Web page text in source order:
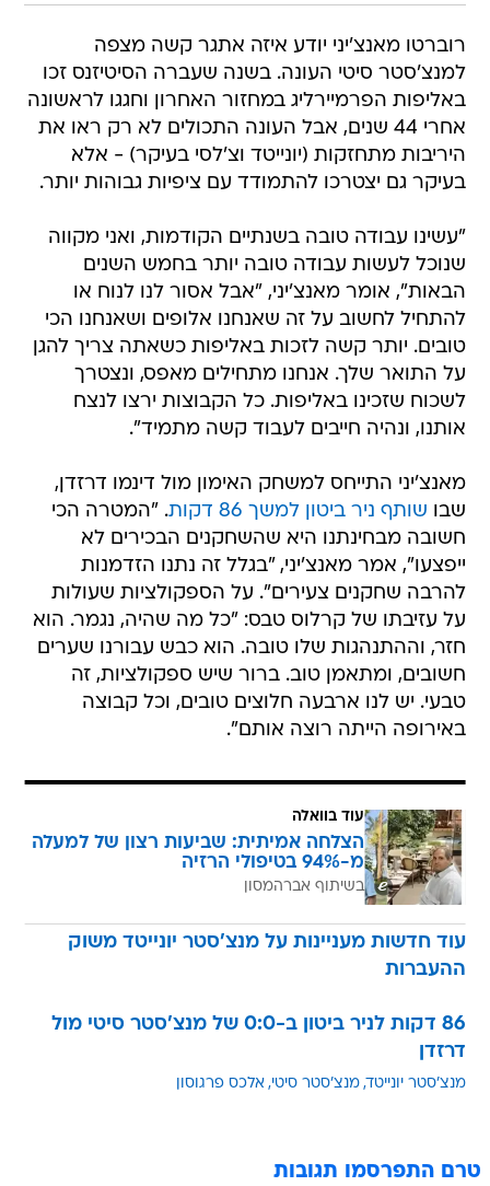
רוברטו מאנצ'יני יודע איזה אתגר קשה מצפה
למנצ'סטר סיטי העונה. בשנה שעברה הסיטיזנס זכו
באליפות הפרמיירליג במחזור האחרון וחגגו לראשונה
אחרי 44 שנים, אבל העונה התכולים לא רק ראו את
היריבות מתחזקות (יונייטד וצ'לסי בעיקר) - אלא
בעיקר גם יצטרכו להתמודד עם ציפיות גבוהות יותר.
"עשינו עבודה טובה בשנתיים הקודמות, ואני מקווה
שנוכל לעשות עבודה טובה יותר בחמש השנים
הבאות", אומר מאנצ'יני, "אבל אסור לנו לנוח או
להתחיל לחשוב על זה שאנחנו אלופים ושאנחנו הכי
טובים. יותר קשה לזכות באליפות כשאתה צריך להגן
על התואר שלך. אנחנו מתחילים מאפס, ונצטרך
לשכוח שזכינו באליפות. כל הקבוצות ירצו לנצח
אותנו, ונהיה חייבים לעבוד קשה מתמיד".
מאנצ'יני התייחס למשחק האימון מול דינמו דרזדן,
שבו שותף ניר ביטון למשך 86 דקות
. "המטרה הכי
חשובה מבחינתנו היא שהשחקנים הבכירים לא
ייפצעו", אמר מאנצ'יני, "בגלל זה נתנו הזדמנות
להרבה שחקנים צעירים". על הספקולציות שעולות
על עזיבתו של קרלוס טבס: "כל מה שהיה, נגמר. הוא
חזר, וההתנהגות שלו טובה. הוא כבש עבורנו שערים
חשובים, ומתאמן טוב. ברור שיש ספקולציות, זה
טבעי. יש לנו ארבעה חלוצים טובים, וכל קבוצה
באירופה הייתה רוצה אותם".
עוד בוואלה
הצלחה אמיתית: שביעות רצון של למעלה
מ-94% בטיפולי הרזיה
בשיתוף אברהמסון
עוד חדשות מעניינות על מנצ'סטר יונייטד משוק
ההעברות
86 דקות לניר ביטון ב-0:0 של מנצ'סטר סיטי מול
דרזדן
מנצ'סטר יונייטד מנצ'סטר סיטי אלכס פרגוסון
טרם התפרסמו תגובות